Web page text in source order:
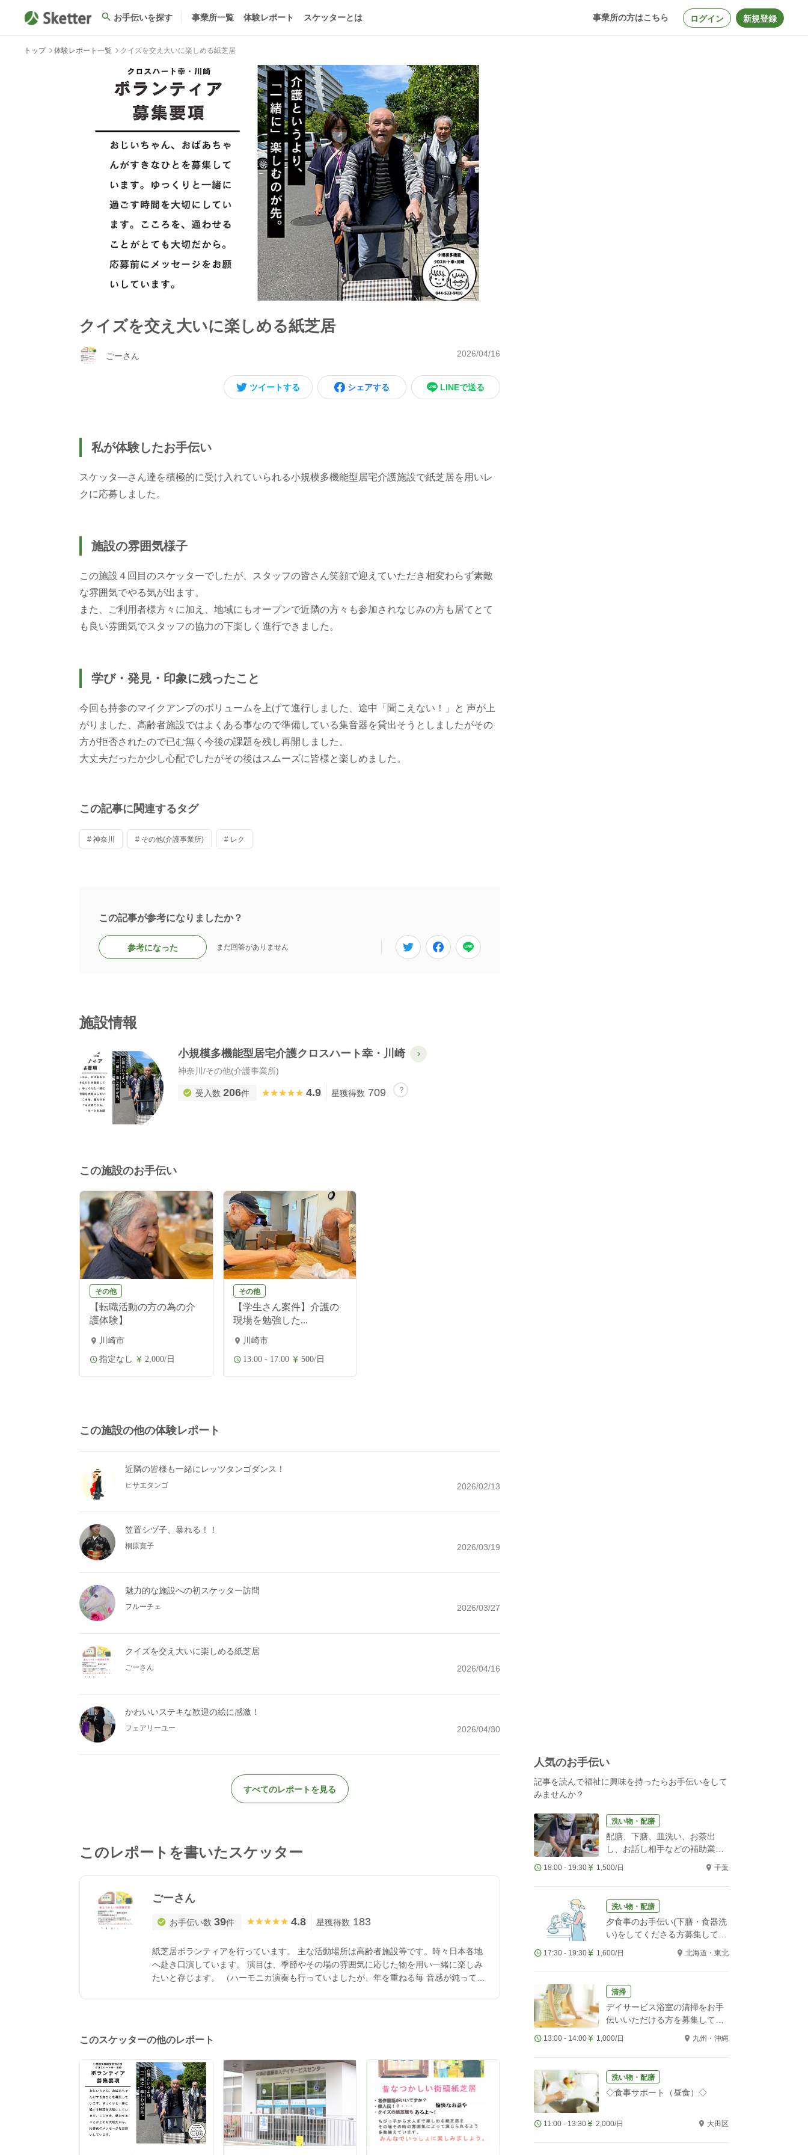
お手伝いを探す 事業所一覧 体験レポート スケッターとは 事業所の方はこちら ログイン 新規登録
トップ 体験レポート一覧 クイズを交え大いに楽しめる紙芝居
クイズを交え大いに楽しめる紙芝居
ごーさん 2026/04/16
ツイートする シェアする LINEで送る
私が体験したお手伝い
スケッタ―さん達を積極的に受け入れていられる小規模多機能型居宅介護施設で紙芝居を用いレ
施設の雰囲気様子
この施設４回目のスケッターでしたが、スタッフの皆さん笑顔で迎えていただき相変わらず素敵
な雰囲気でやる気が出ます。
また、ご利用者様方々に加え、地域にもオープンで近隣の方々も参加されなじみの方も居てとて
も良い雰囲気でスタッフの協力の下楽しく進行できました。
学び・発見・印象に残ったこと
今回も持参のマイクアンプのボリュームを上げて進行しました、途中「聞こえない！」と 声が上
がりました、高齢者施設ではよくある事なので準備している集音器を貸出そうとしましたがその
方が拒否されたので已む無く今後の課題を残し再開しました。
大丈夫だったか少し心配でしたがその後はスムーズに皆様と楽しめました。
この記事に関連するタグ
# 神奈川 # その他(介護事業所) # レク
この記事が参考になりましたか？
参考になった まだ回答がありません
施設情報
小規模多機能型居宅介護クロスハート幸・川崎
神奈川 /その他(介護事業所)
受入数 206件 ★★★★★
★★★★★ 4.9 星獲得数 709
この施設のお手伝い
その他
【転職活動の方の為の介
護体験】
川崎市
指定なし 2,000/日
その他
【学生さん案件】介護の
現場を勉強した...
川崎市
13:00 - 17:00 500/日
この施設の他の体験レポート
近隣の皆様も一緒にレッツタンゴダンス！
ヒサエタンゴ 2026/02/13
笠置シヅ子、暴れる！！
桐原寛子 2026/03/19
魅力的な施設への初スケッター訪問
フルーチェ 2026/03/27
クイズを交え大いに楽しめる紙芝居
ごーさん 2026/04/16
かわいいステキな歓迎の絵に感激！
フェアリーユー 2026/04/30
すべてのレポートを見る
このレポートを書いたスケッター
ごーさん
お手伝い数 39件 ★★★★★
★★★★★ 4.8 星獲得数 183
紙芝居ボランティアを行っています。 主な活動場所は高齢者施設等です。時々日本各地
へ赴き口演しています。 演目は、季節やその場の雰囲気に応じた物を用い一緒に楽しみ
たいと存じます。 （ハーモニカ演奏も行っていましたが、年を重ねる毎 音感が鈍ってき
このスケッターの他のレポート
人気のお手伝い
記事を読んで福祉に興味を持ったらお手伝いをして
みませんか？
洗い物・配膳
配膳、下膳、皿洗い、お茶出
し、お話し相手などの補助業務
18:00 - 19:30 1,500/日 千葉
洗い物・配膳
夕食事のお手伝い(下膳・食器洗
い)をしてくださる方募集してい
17:30 - 19:30 1,600/日 北海道・東北
清掃
デイサービス浴室の清掃をお手
伝いいただける方を募集してい
13:00 - 14:00 1,000/日 九州・沖縄
洗い物・配膳
◇食事サポート（昼食）◇
11:00 - 13:30 2,000/日 大田区